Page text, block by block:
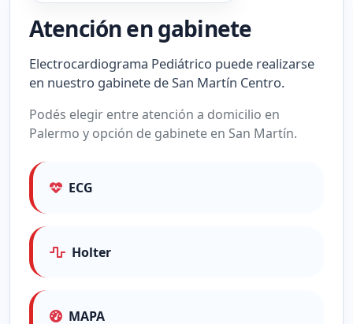
Atención en gabinete
Electrocardiograma Pediátrico puede realizarse
en nuestro gabinete de San Martín Centro.
Podés elegir entre atención a domicilio en
Palermo y opción de gabinete en San Martín.
ECG
Holter
MAPA